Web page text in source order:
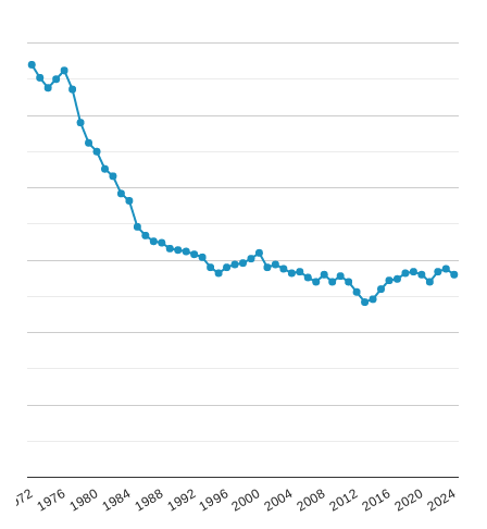
19721976198019841988199219962000200420082012201620202024